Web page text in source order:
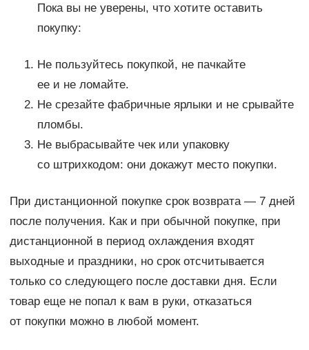
Пока вы не уверены, что хотите оставить
покупку:
Не пользуйтесь покупкой, не пачкайте
ее и не ломайте.
Не срезайте фабричные ярлыки и не срывайте
пломбы.
Не выбрасывайте чек или упаковку
со штрихкодом: они докажут место покупки.
При дистанционной покупке срок возврата — 7 дней
после получения. Как и при обычной покупке, при
дистанционной в период охлаждения входят
выходные и праздники, но срок отсчитывается
только со следующего после доставки дня. Если
товар еще не попал к вам в руки, отказаться
от покупки можно в любой момент.